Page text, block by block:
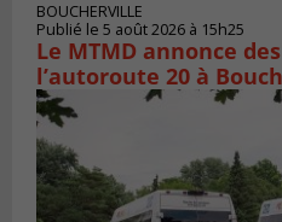
BOUCHERVILLE
Publié le 5 août 2026 à 15h25
Le MTMD annonce
l’autoroute 20 à